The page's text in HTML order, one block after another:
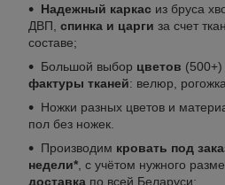
Надежный каркас из бруса
ДВП, спинка и царги за счет
составе;
Большой выбор цветов (500+)
фактуры тканей: велюр,
Ножки разных цветов и
пол без ножек.
Производим кровать под
недели* , с учётом нужного
доставка по всей Беларуси;